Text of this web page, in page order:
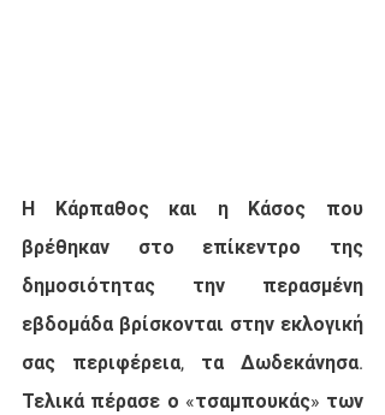
Η Κάρπαθος και η Κάσος που
βρέθηκαν στο επίκεντρο της
δημοσιότητας την περασμένη
εβδομάδα βρίσκονται στην εκλογική
σας περιφέρεια, τα Δωδεκάνησα.
Τελικά πέρασε ο «τσαμπουκάς» των